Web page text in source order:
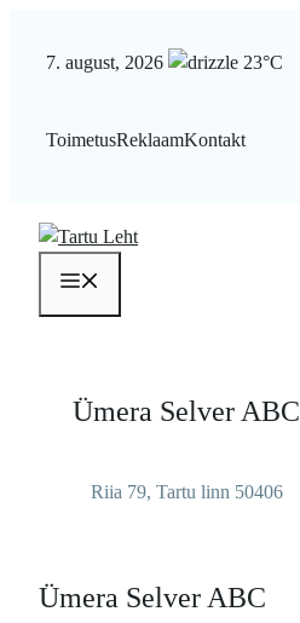
7. august, 2026 23°C
ToimetusReklaamKontakt
Ümera Selver ABC
Riia 79, Tartu linn 50406
Ümera Selver ABC